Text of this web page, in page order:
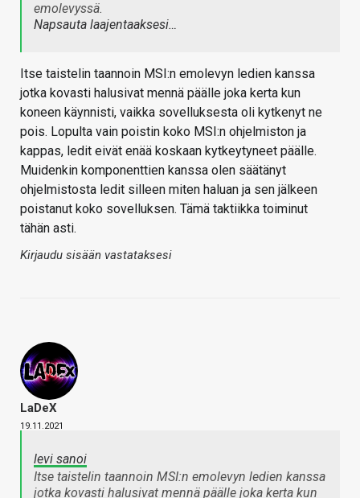
emolevyssä.
Napsauta laajentaaksesi…
Itse taistelin taannoin MSI:n emolevyn ledien kanssa
jotka kovasti halusivat mennä päälle joka kerta kun
koneen käynnisti, vaikka sovelluksesta oli kytkenyt ne
pois. Lopulta vain poistin koko MSI:n ohjelmiston ja
kappas, ledit eivät enää koskaan kytkeytyneet päälle.
Muidenkin komponenttien kanssa olen säätänyt
ohjelmistosta ledit silleen miten haluan ja sen jälkeen
poistanut koko sovelluksen. Tämä taktiikka toiminut
tähän asti.
Kirjaudu sisään vastataksesi
LaDeX
19.11.2021
levi sanoi
Itse taistelin taannoin MSI:n emolevyn ledien kanssa
jotka kovasti halusivat mennä päälle joka kerta kun